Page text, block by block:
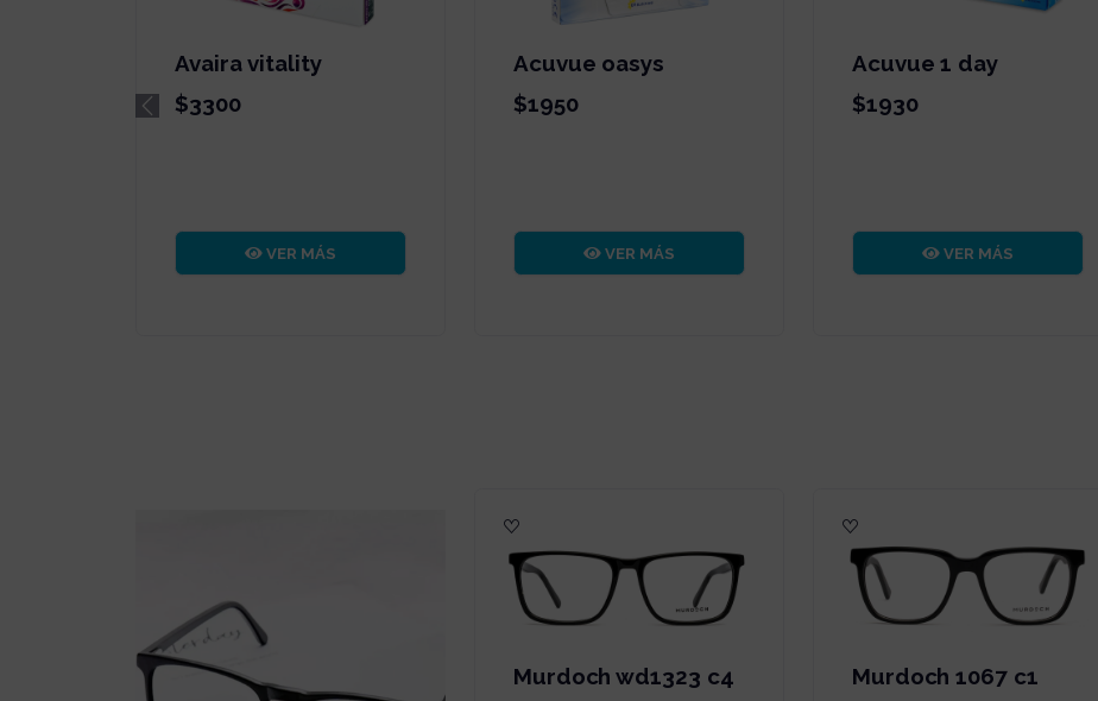
Avaira vitality
$3300
VER MÁS
Acuvue oasys
$1950
VER MÁS
Acuvue 1 day
$1930
VER MÁS
Previous
Murdoch wd1323 c4
Murdoch 1067 c1